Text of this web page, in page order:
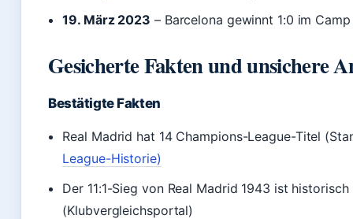
19. März 2023 – Barcelona gewinnt 1:0 im
Gesicherte Fakten und unsichere
Bestätigte Fakten
Real Madrid hat 14 Champions-League-Titel
League-Historie)
Der 11:1-Sieg von Real Madrid 1943 ist
(Klubvergleichsportal)